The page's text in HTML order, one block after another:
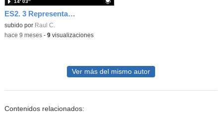
ES2. 3 Representaciones gráficas. Ejercicios 3 y 4 resueltos
Contenido educativo.
subido por Raul C.
14′ 03″
-hace 9 meses- 9visualizaciones
Ver más del mismo autor
Contenidos relacionados: